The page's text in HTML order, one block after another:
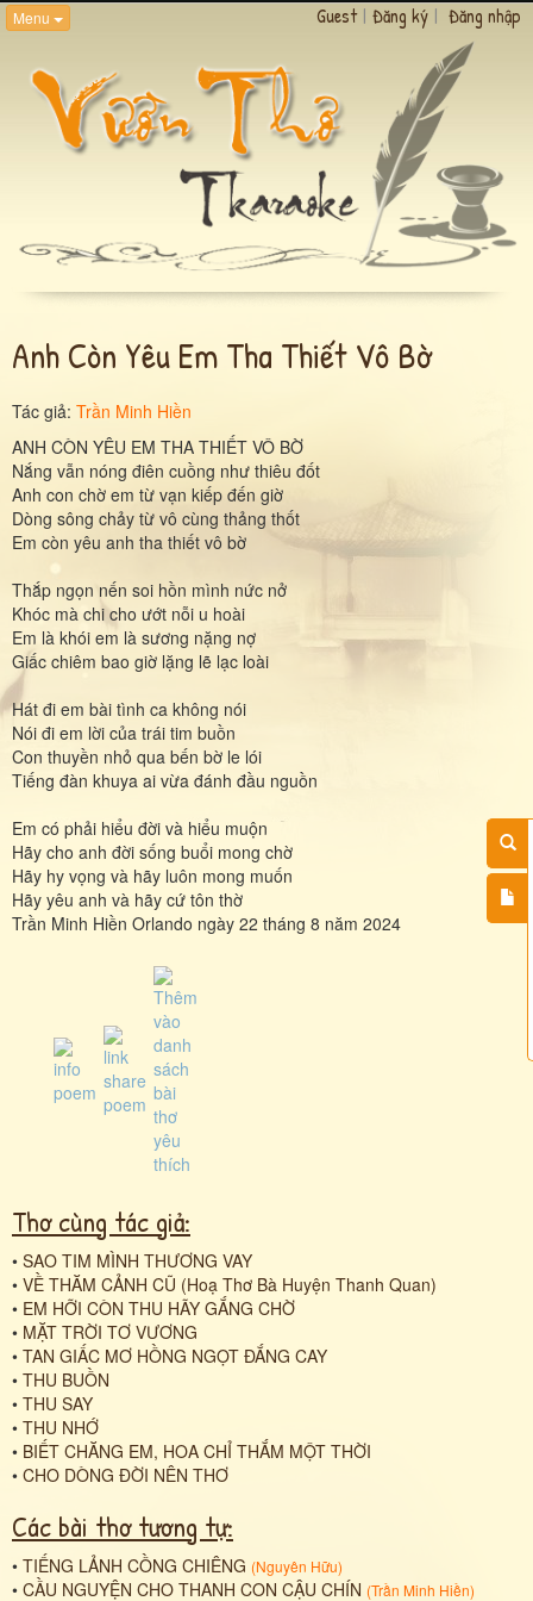
Menu Guest | Đăng ký | Đăng nhập
Anh Còn Yêu Em Tha Thiết Vô Bờ
Tác giả: Trần Minh Hiền
ANH CÒN YÊU EM THA THIẾT VÔ BỜ
Nắng vẫn nóng điên cuồng như thiêu đốt
Anh con chờ em từ vạn kiếp đến giờ
Dòng sông chảy từ vô cùng thảng thốt
Em còn yêu anh tha thiết vô bờ
Thắp ngọn nến soi hồn mình nức nở
Khóc mà chi cho ướt nỗi u hoài
Em là khói em là sương nặng nợ
Giấc chiêm bao giờ lặng lẽ lạc loài
Hát đi em bài tình ca không nói
Nói đi em lời của trái tim buồn
Con thuyền nhỏ qua bến bờ le lói
Tiếng đàn khuya ai vừa đánh đầu nguồn
Em có phải hiểu đời và hiểu muộn
Hãy cho anh đời sống buổi mong chờ
Hãy hy vọng và hãy luôn mong muốn
Hãy yêu anh và hãy cứ tôn thờ
Trần Minh Hiền Orlando ngày 22 tháng 8 năm 2024
Thơ cùng tác giả:
• SAO TIM MÌNH THƯƠNG VAY
• VỀ THĂM CẢNH CŨ (Hoạ Thơ Bà Huyện Thanh Quan)
• EM HỠI CÒN THU HÃY GẮNG CHỜ
• MẶT TRỜI TƠ VƯƠNG
• TAN GIẤC MƠ HỒNG NGỌT ĐẮNG CAY
• THU BUỒN
• THU SAY
• THU NHỚ
• BIẾT CHĂNG EM, HOA CHỈ THẮM MỘT THỜI
• CHO DÒNG ĐỜI NÊN THƠ
Các bài thơ tương tự:
• TIẾNG LẢNH CỒNG CHIÊNG (Nguyên Hữu)
• CẦU NGUYỆN CHO THANH CON CẬU CHÍN (Trần Minh Hiền)